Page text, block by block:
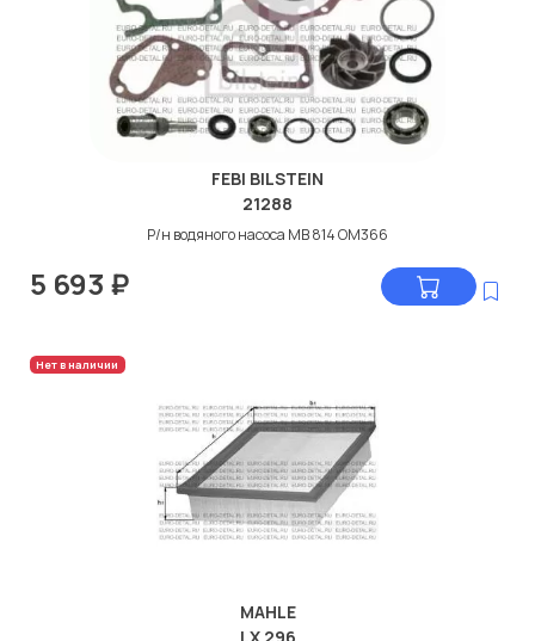
FEBI BILSTEIN
21288
Р/н водяного насоса МB 814 ОМ366
5 693 ₽
Нет в наличии
MAHLE
LX 296